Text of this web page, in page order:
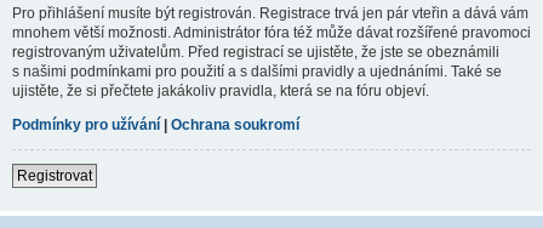
Pro přihlášení musíte být registrován. Registrace trvá jen pár vteřin a dává vám
mnohem větší možnosti. Administrátor fóra též může dávat rozšířené pravomoci
registrovaným uživatelům. Před registrací se ujistěte, že jste se obeznámili
s našimi podmínkami pro použití a s dalšími pravidly a ujednáními. Také se
ujistěte, že si přečtete jakákoliv pravidla, která se na fóru objeví.
Podmínky pro užívání | Ochrana soukromí
Registrovat